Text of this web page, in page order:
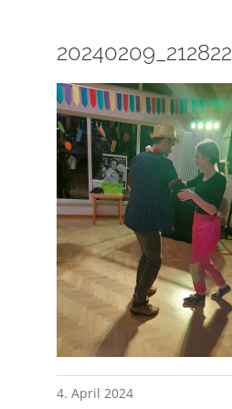
20240209_212822
4. April 2024